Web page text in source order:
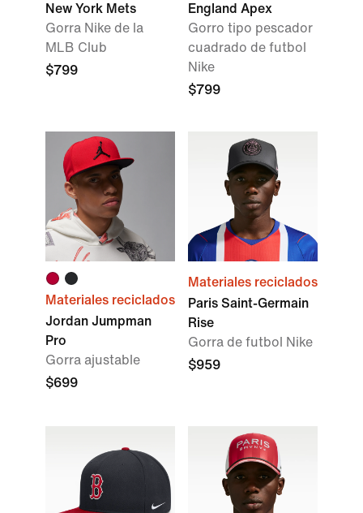
New York Mets
Gorra Nike de la
MLB Club
$799
England Apex
Gorro tipo pescador
cuadrado de futbol
Nike
$799
Materiales reciclados
Jordan Jumpman
Pro
Gorra ajustable
$699
Materiales reciclados
Paris Saint-Germain
Rise
Gorra de futbol Nike
$959